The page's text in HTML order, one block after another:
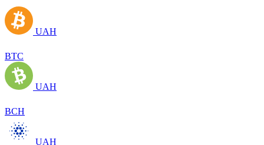
UAH
BTC
UAH
BCH
UAH